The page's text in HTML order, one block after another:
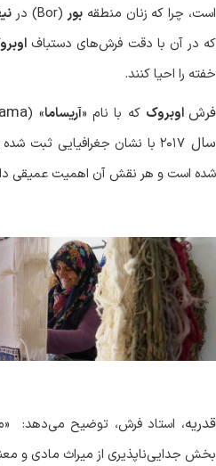
است، چرا که زنان منطقهبور (
Bor) در
که در آن با دقت فرش‌های دستباف
خفته را احیا کنند.
فرش اوبروک که با نام «آریساما» (
سال ۲۰۱۷با نشان جغرافیایی ثبت شده
شده است و هر نقش آن اهمیت عمیقی
قدریه، استاد فرش، توضیح می‌دهد:
بخش جدایی‌ناپذیری از میراث مادی و